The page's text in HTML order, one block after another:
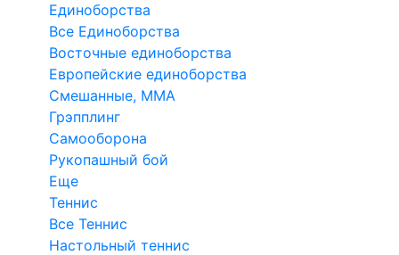
Единоборства
Все Единоборства
Восточные единоборства
Европейские единоборства
Смешанные, ММА
Грэпплинг
Самооборона
Рукопашный бой
Еще
Теннис
Все Теннис
Настольный теннис